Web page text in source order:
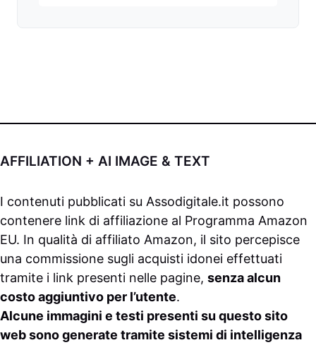
AFFILIATION + AI IMAGE & TEXT
I contenuti pubblicati su Assodigitale.it possono
contenere link di affiliazione al Programma Amazon
EU. In qualità di affiliato Amazon, il sito percepisce
una commissione sugli acquisti idonei effettuati
tramite i link presenti nelle pagine, senza alcun
costo aggiuntivo per l’utente.
Alcune immagini e testi presenti su questo sito
web sono generate tramite sistemi di intelligenza